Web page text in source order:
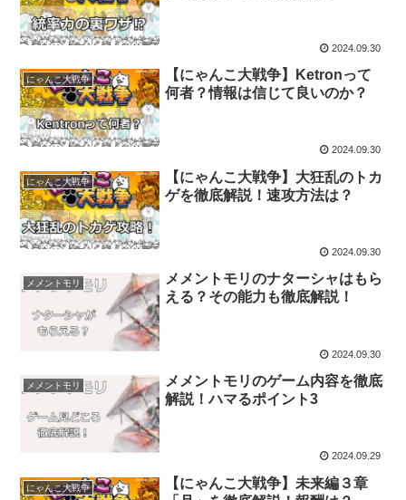
2024.09.30
にゃんこ大戦争
【にゃんこ大戦争】Ketronって
何者？情報は信じて良いのか？
2024.09.30
にゃんこ大戦争
【にゃんこ大戦争】大狂乱のトカ
ゲを徹底解説！速攻方法は？
2024.09.30
メメントモリ
メメントモリのナターシャはもら
える？その能力も徹底解説！
2024.09.30
メメントモリ
メメントモリのゲーム内容を徹底
解説！ハマるポイント3
2024.09.29
にゃんこ大戦争
【にゃんこ大戦争】未来編３章